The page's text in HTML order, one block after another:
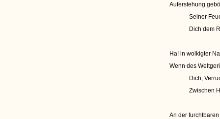
Auferstehung
Seiner
Dich dem
Ha! in wolkigter
Wenn des
Dich,
Zwischen
An der